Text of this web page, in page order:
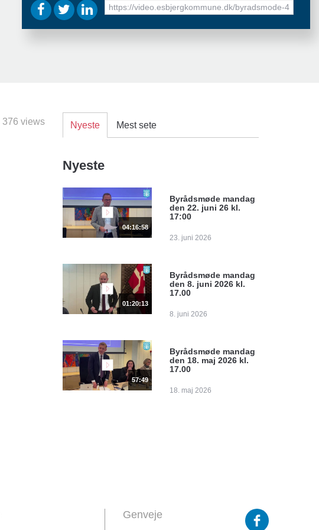
URL
to
376 views Nyeste Mest sete
Nyeste
04:16:58
Byrådsmøde mandag
den 22. juni 26 kl.
17:00
23. juni 2026
01:20:13
Byrådsmøde mandag
den 8. juni 2026 kl.
17.00
8. juni 2026
57:49
Byrådsmøde mandag
den 18. maj 2026 kl.
17.00
18. maj 2026
Genveje